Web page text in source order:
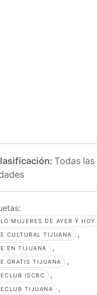
Todas las
MUJERES DE AYER Y HOY
CULTURAL TIJUANA ,
EN TIJUANA ,
GRATIS TIJUANA ,
ISCBC ,
TIJUANA ,